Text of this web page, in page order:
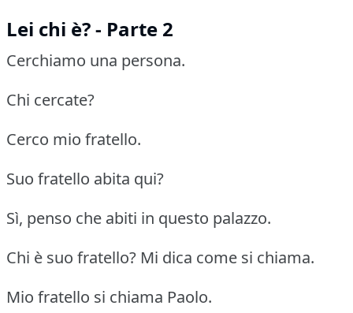
Lei chi è? - Parte 2
Cerchiamo una persona.
Chi cercate?
Cerco mio fratello.
Suo fratello abita qui?
Sì, penso che abiti in questo palazzo.
Chi è suo fratello? Mi dica come si chiama.
Mio fratello si chiama Paolo.